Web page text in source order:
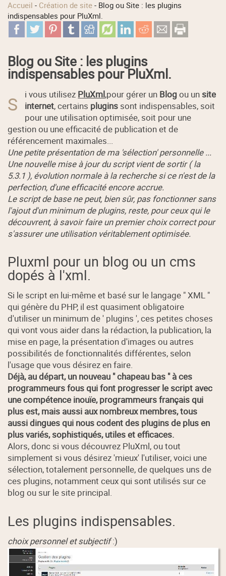
Accueil - Création de site - Blog ou Site : les plugins
indispensables pour PluXml.
Blog ou Site : les plugins
indispensables pour PluXml.
S i vous utilisez PluXml,pour gérer un Blog ou un site
internet, certains plugins sont indispensables, soit
pour une utilisation optimisée, soit pour une
gestion ou une efficacité de publication et de
référencement maximales...
Une petite présentation de ma 'sélection' personnelle ...
Une nouvelle mise à jour du script vient de sortir ( la
5.3.1 ), évolution normale à la recherche si ce n'est de la
perfection, d'une efficacité encore accrue.
Le script de base ne peut, bien sûr, pas fonctionner sans
l'ajout d'un minimum de plugins, reste, pour ceux qui le
découvrent, à savoir faire un premier choix correct pour
s'assurer une utilisation véritablement optimisée.
Pluxml pour un blog ou un cms
dopés à l'xml.
Si le script en lui-même et basé sur le langage " XML "
qui génère du PHP, il est quasiment obligatoire
d'utiliser un minimum de ' plugins ', ces petites choses
qui vont vous aider dans la rédaction, la publication, la
mise en page, la présentation d'images ou autres
possibilités de fonctionnalités différentes, selon
l'usage que vous désirez en faire.
Déjà, au départ, un nouveau " chapeau bas " à ces
programmeurs fous qui font progresser le script avec
une compétence inouïe, programmeurs français qui
plus est, mais aussi aux nombreux membres, tous
aussi dingues qui nous codent des plugins de plus en
plus variés, sophistiqués, utiles et efficaces.
Alors, donc si vous découvrez PluXml, ou tout
simplement si vous désirez 'mieux' l'utiliser, voici une
sélection, totalement personnelle, de quelques uns de
ces plugins, notamment ceux qui sont utilisés sur ce
blog ou sur le site principal.
Les plugins indispensables.
choix personnel et subjectif:)